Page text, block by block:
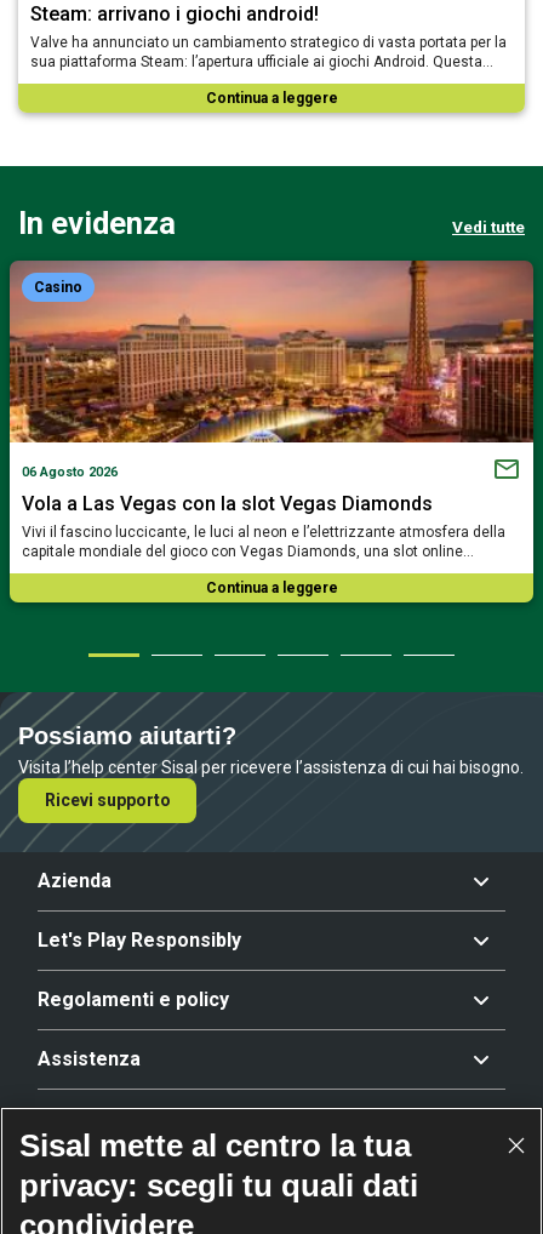
Steam: arrivano i giochi android!
Valve ha annunciato un cambiamento strategico di vasta portata per la
sua piattaforma Steam: l’apertura ufficiale ai giochi Android. Questa…
Continua a leggere
In evidenza Vedi tutte
Casino
06 Agosto 2026
Vola a Las Vegas con la slot Vegas Diamonds
Vivi il fascino luccicante, le luci al neon e l’elettrizzante atmosfera della
capitale mondiale del gioco con Vegas Diamonds, una slot online…
Continua a leggere
Possiamo aiutarti?
Visita l’help center Sisal per ricevere l’assistenza di cui hai bisogno.
Ricevi supporto
Azienda
Let's Play Responsibly
Regolamenti e policy
Assistenza
Riconoscimenti
Sisal mette al centro la tua
privacy: scegli tu quali dati
condividere